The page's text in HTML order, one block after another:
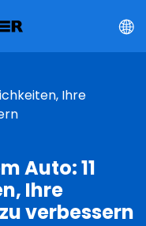
Ihre
Auto: 11
Ihre
verbessern